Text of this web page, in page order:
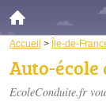
Accueil > Île-de-
Auto-
EcoleConduite.fr